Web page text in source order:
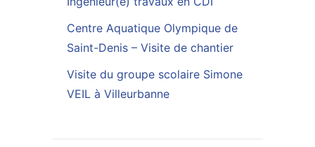
Centre Aquatique Olympique de
Saint-Denis – Visite de chantier
Visite du groupe scolaire Simone
VEIL à Villeurbanne